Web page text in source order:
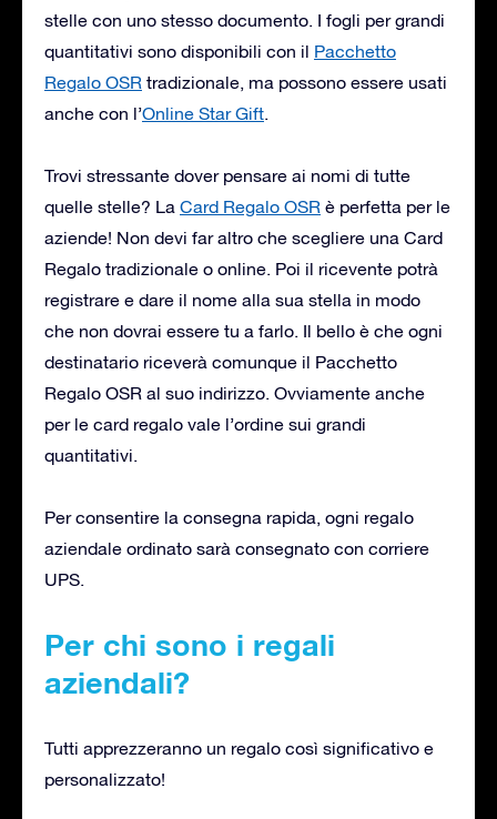
stelle con uno stesso documento. I fogli per grandi
quantitativi sono disponibili con il Pacchetto
Regalo OSR tradizionale, ma possono essere usati
anche con l’Online Star Gift.
Trovi stressante dover pensare ai nomi di tutte
quelle stelle? La Card Regalo OSR è perfetta per le
aziende! Non devi far altro che scegliere una Card
Regalo tradizionale o online. Poi il ricevente potrà
registrare e dare il nome alla sua stella in modo
che non dovrai essere tu a farlo. Il bello è che ogni
destinatario riceverà comunque il Pacchetto
Regalo OSR al suo indirizzo. Ovviamente anche
per le card regalo vale l’ordine sui grandi
quantitativi.
Per consentire la consegna rapida, ogni regalo
aziendale ordinato sarà consegnato con corriere
UPS.
Per chi sono i regali
aziendali?
Tutti apprezzeranno un regalo così significativo e
personalizzato!